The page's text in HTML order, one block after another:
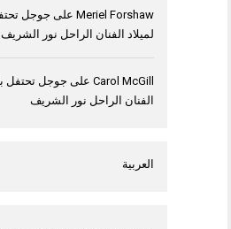
Meriel Forshaw على
لميلاد الفنان الراحل نور الشريف
Carol McGill على
الفنان الراحل نور الشريف
العربية